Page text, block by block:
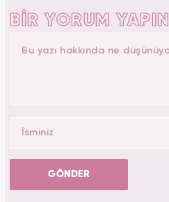
BİR YORUM YAPIN
GÖNDER